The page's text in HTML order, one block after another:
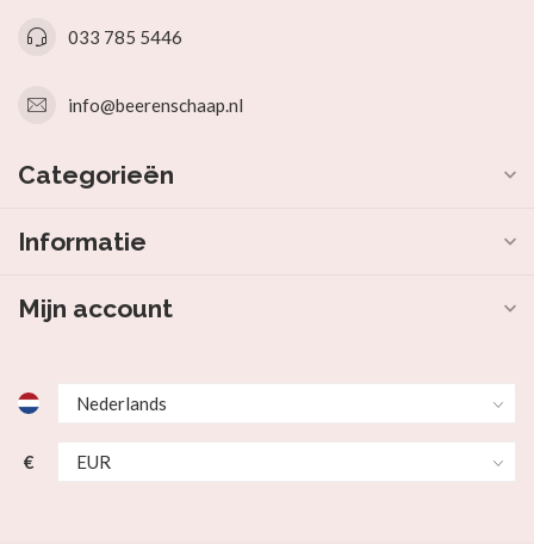
033 785 5446
info@beerenschaap.nl
Categorieën
Informatie
Mijn account
€